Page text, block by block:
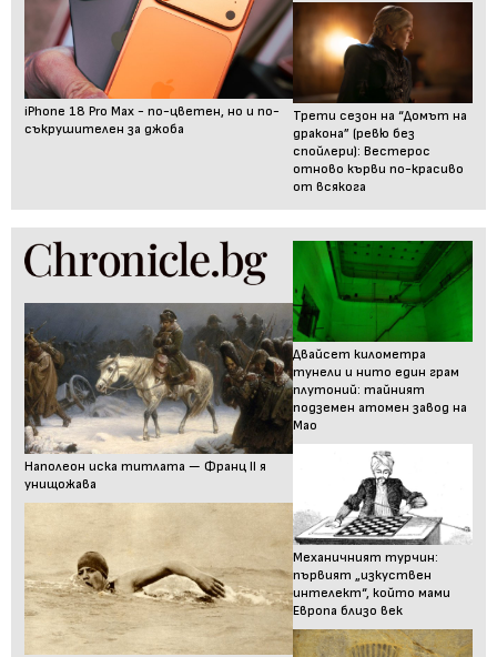
iPhone 18 Pro Max - по-цветен, но и по-
съкрушителен за джоба
Трети сезон на “Домът на
дракона” (ревю без
спойлери): Вестерос
отново кърви по-красиво
от всякога
Наполеон иска титлата — Франц II я
унищожава
Двайсет километра
тунели и нито един грам
плутоний: тайният
подземен атомен завод на
Мао
Механичният турчин:
първият „изкуствен
интелект“, който мами
Европа близо век